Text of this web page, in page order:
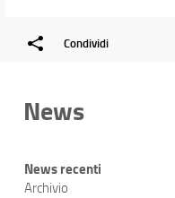
Condividi
News
News recenti
Archivio